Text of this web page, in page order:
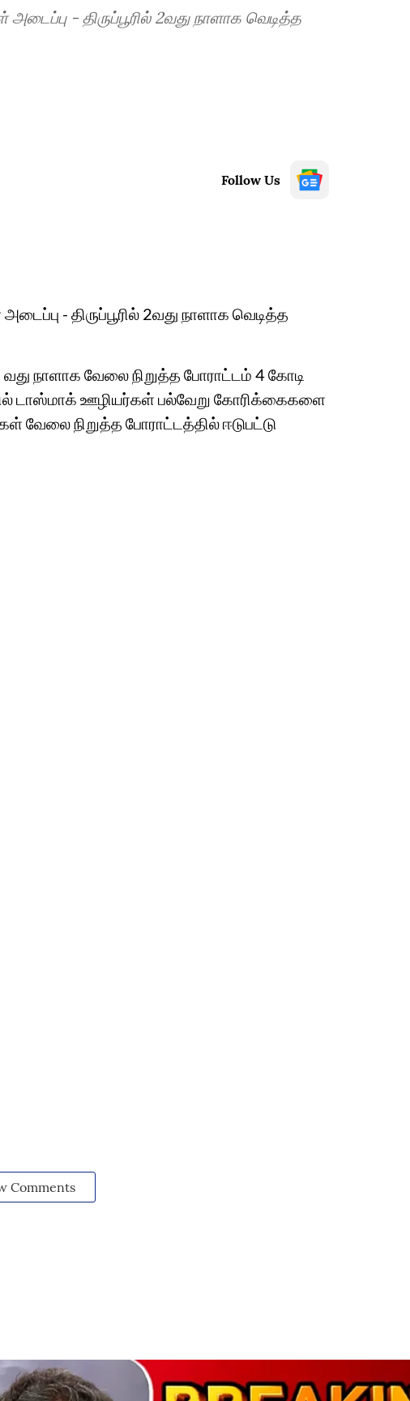
- திருப்பூரில் 2வது நாளாக வெடித்த
Follow Us
- திருப்பூரில் 2வது நாளாக வெடித்த
நாளாக வேலை நிறுத்த போராட்டம் 4 கோடி
டாஸ்மாக் ஊழியர்கள் பல்வேறு கோரிக்கைகளை
வேலை நிறுத்த போராட்டத்தில் ஈடுபட்டு
Comments